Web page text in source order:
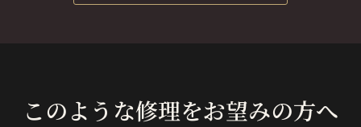
このような修理をお望みの方へ